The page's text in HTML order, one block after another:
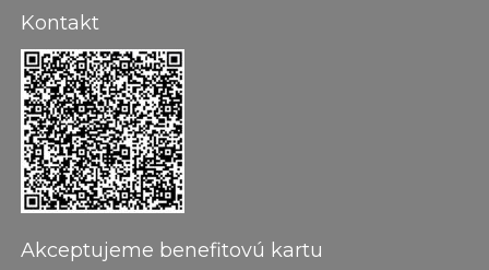
Kontakt
Akceptujeme benefitovú kartu